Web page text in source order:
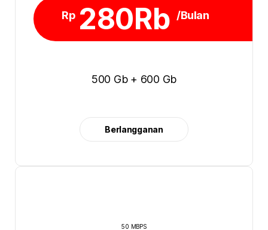
Rp 280Rb /Bulan
500 Gb + 600 Gb
Berlangganan
50 MBPS